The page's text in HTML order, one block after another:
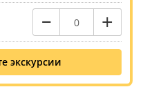
– +
экскурсии